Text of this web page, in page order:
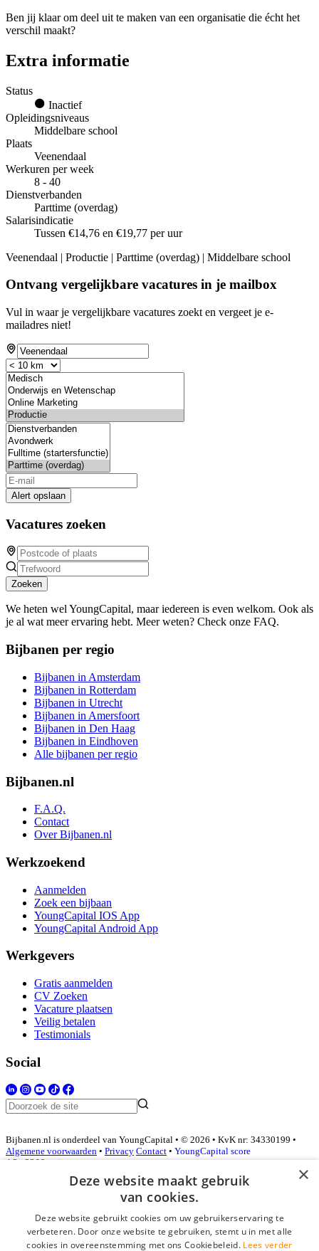
Ben jij klaar om deel uit te maken van een organisatie die écht het
verschil maakt?
Extra informatie
Status
Inactief
Opleidingsniveaus
Middelbare school
Plaats
Veenendaal
Werkuren per week
8 - 40
Dienstverbanden
Parttime (overdag)
Salarisindicatie
Tussen €14,76 en €19,77 per uur
Veenendaal | Productie | Parttime (overdag) | Middelbare school
Ontvang vergelijkbare vacatures in je mailbox
Vul in waar je vergelijkbare vacatures zoekt en vergeet je e-
mailadres niet!
Alert opslaan
Vacatures zoeken
Zoeken
We heten wel YoungCapital, maar iedereen is even welkom. Ook als
je al wat meer ervaring hebt. Meer weten? Check onze FAQ.
Bijbanen per regio
Bijbanen in Amsterdam
Bijbanen in Rotterdam
Bijbanen in Utrecht
Bijbanen in Amersfoort
Bijbanen in Den Haag
Bijbanen in Eindhoven
Alle bijbanen per regio
Bijbanen.nl
F.A.Q.
Contact
Over Bijbanen.nl
Werkzoekend
Aanmelden
Zoek een bijbaan
YoungCapital IOS App
YoungCapital Android App
Werkgevers
Gratis aanmelden
CV Zoeken
Vacature plaatsen
Veilig betalen
Testimonials
Social
Bijbanen.nl is onderdeel van YoungCapital • © 2026 • KvK nr: 34330199 •
Algemene voorwaarden • Privacy Contact • YoungCapital score
4.3 - 3366 reviews
Inloggen als bedrijf
*
×
Deze website maakt gebruik
van cookies.
Deze website gebruikt cookies om uw gebruikerservaring te
verbeteren. Door onze website te gebruiken, stemt u in met alle
cookies in overeenstemming met ons Cookiebeleid. Lees verder